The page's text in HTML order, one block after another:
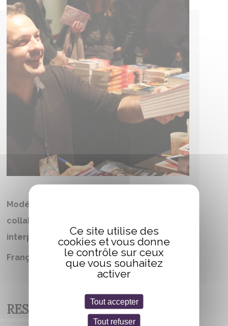
Modératrices/modérateurs,
collaboratrices/collaborateurs et
interprètes
Français
RESTER CONNECTÉ
Ce site utilise des
cookies et vous donne
le contrôle sur ceux
que vous souhaitez
activer
Tout accepter
Tout refuser